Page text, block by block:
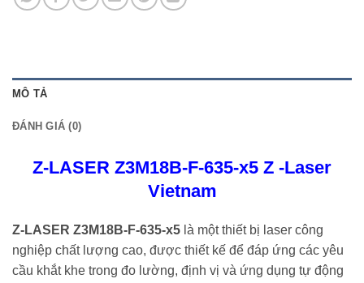
MÔ TẢ
ĐÁNH GIÁ (0)
Z-LASER Z3M18B-F-635-x5 Z -Laser
Vietnam
Z-LASER Z3M18B-F-635-x5 là một thiết bị laser công
nghiệp chất lượng cao, được thiết kế để đáp ứng các yêu
cầu khắt khe trong đo lường, định vị và ứng dụng tự động